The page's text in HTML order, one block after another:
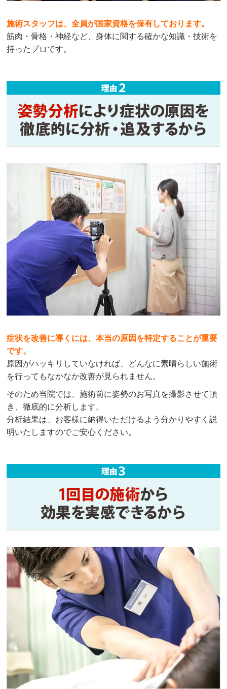
施術スタッフは、全員が国家資格を保有しております。
筋肉・骨格・神経など、身体に関する確かな知識・技術を
持ったプロです。
症状を改善に導くには、本当の原因を特定することが重要
です。
原因がハッキリしていなければ、どんなに素晴らしい施術
を行ってもなかなか改善が見られません。
そのため当院では、施術前に姿勢のお写真を撮影させて頂
き、徹底的に分析します。
分析結果は、お客様に納得いただけるよう分かりやすく説
明いたしますのでご安心ください。